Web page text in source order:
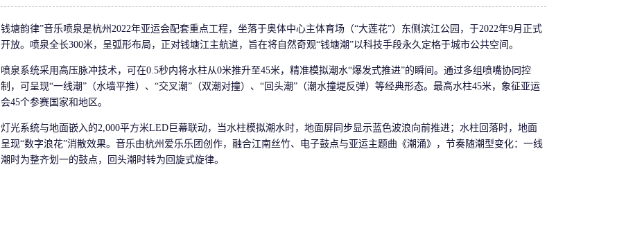
钱塘韵律”音乐喷泉是杭州2022年亚运会配套重点工程，坐落于奥体中心主体育场（“大莲花”）东侧滨江公园，于2022年9月正式
开放。喷泉全长300米，呈弧形布局，正对钱塘江主航道，旨在将自然奇观“钱塘潮”以科技手段永久定格于城市公共空间。
喷泉系统采用高压脉冲技术，可在0.5秒内将水柱从0米推升至45米，精准模拟潮水“爆发式推进”的瞬间。通过多组喷嘴协同控
制，可呈现“一线潮”（水墙平推）、“交叉潮”（双潮对撞）、“回头潮”（潮水撞堤反弹）等经典形态。最高水柱45米，象征亚运
会45个参赛国家和地区。
灯光系统与地面嵌入的2,000平方米LED巨幕联动，当水柱模拟潮水时，地面屏同步显示蓝色波浪向前推进；水柱回落时，地面
呈现“数字浪花”消散效果。音乐由杭州爱乐乐团创作，融合江南丝竹、电子鼓点与亚运主题曲《潮涌》，节奏随潮型变化：一线
潮时为整齐划一的鼓点，回头潮时转为回旋式旋律。